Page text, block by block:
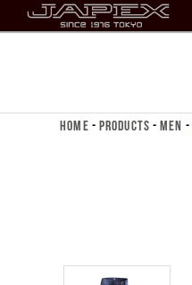
Home - Products -Men -